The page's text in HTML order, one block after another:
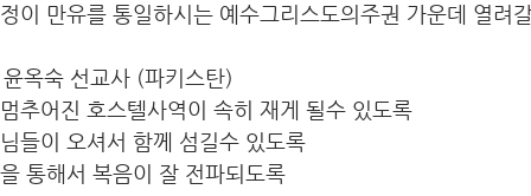
이 만유를 통일하시는 예수그리스도의주권 가운데 열려
옥숙 선교사 (파키스탄)
추어진 호스텔사역이 속히 재게 될수 있도록
들이 오셔서 함께 섬길수 있도록
통해서 복음이 잘 전파되도록